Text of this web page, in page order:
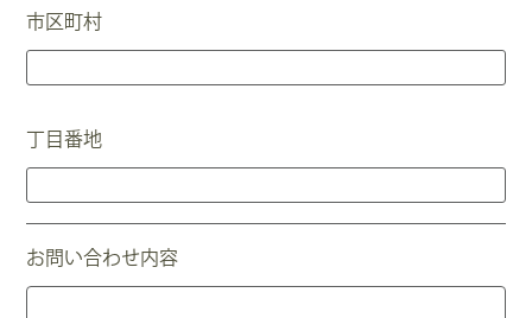
市区町村
丁目番地
お問い合わせ内容